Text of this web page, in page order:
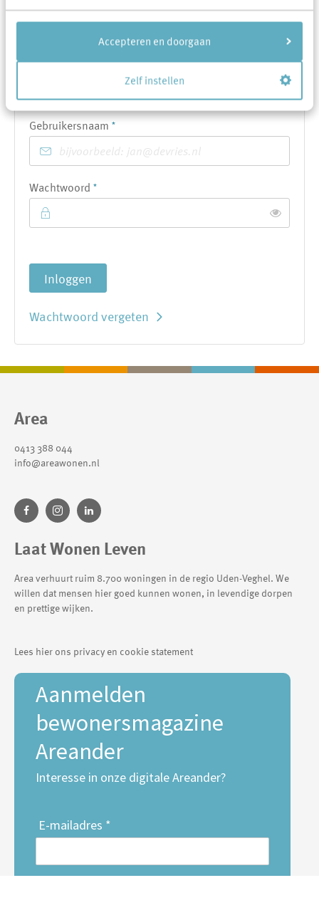
Accepteren en doorgaan
Zelf instellen
OF
Indienen met je account
Gebruikersnaam *Verplicht veld
Wachtwoord *
Inloggen
Wachtwoord vergeten
Contactinformatie
Area
0413 388 044
info@areawonen.nl
Laat Wonen Leven
Area verhuurt ruim 8.700 woningen in de regio Uden-Veghel. We
willen dat mensen hier goed kunnen wonen, in levendige dorpen
en prettige wijken.
Lees hier ons privacy en cookie statement
Aanmelden
bewonersmagazine
Areander
Interesse in onze digitale Areander?
E-mailadres *
Voornaam